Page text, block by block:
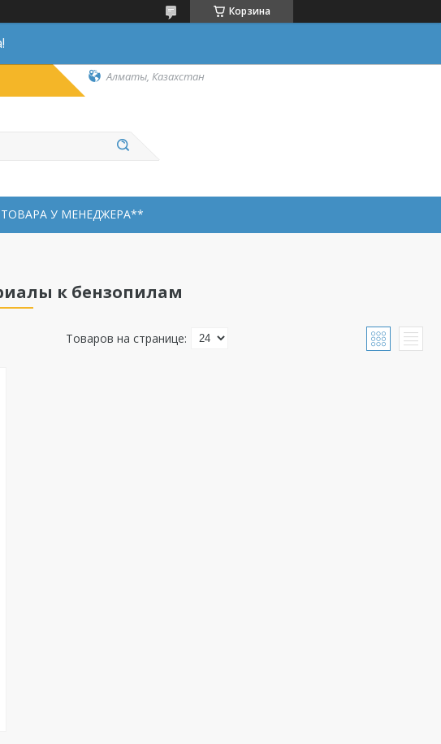
Корзина
Алматы, Казахстан
У МЕНЕДЖЕРА**
к бензопилам